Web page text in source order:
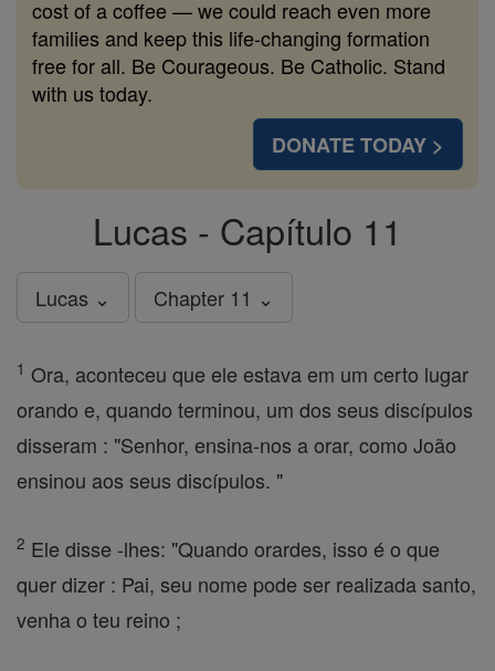
cost of a coffee — we could reach even more
families and keep this life-changing formation
free for all. Be Courageous. Be Catholic. Stand
with us today.
DONATE TODAY >
Lucas - Capítulo 11
Lucas ⌄ Chapter 11 ⌄
1 Ora, aconteceu que ele estava em um certo lugar
orando e, quando terminou, um dos seus discípulos
disseram : "Senhor, ensina-nos a orar, como João
ensinou aos seus discípulos. "
2 Ele disse -lhes: "Quando orardes, isso é o que
quer dizer : Pai, seu nome pode ser realizada santo,
venha o teu reino ;